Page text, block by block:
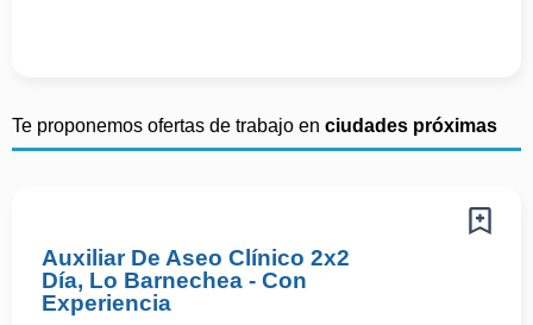
Te proponemos ofertas de trabajo en ciudades próximas
Auxiliar De Aseo Clínico 2x2
Día, Lo Barnechea - Con
Experiencia